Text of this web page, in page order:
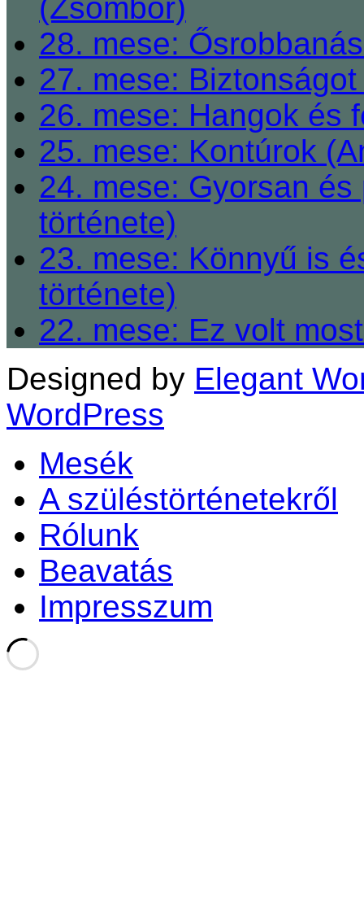
(Zsombor)
28. mese:
27. mese:
26. mese: Hangok és
25. mese: Kontúrok
24. mese: Gyorsan
története)
23. mese: Könnyű is
története)
22. mese: Ez volt
Designed by Elegant
WordPress
Mesék
A szüléstörténetekről
Rólunk
Beavatás
Impresszum